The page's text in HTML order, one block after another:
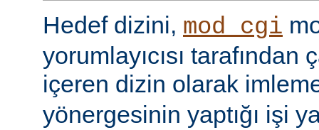
Hedef dizini, mod_cgi
yorumlayıcısı tarafından
içeren dizin olarak
yönergesinin yaptığı işi